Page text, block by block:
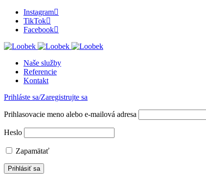
Instagram
TikTok
Facebook
Naše služby
Referencie
Kontakt
Prihláste sa/Zaregistrujte sa
Prihlasovacie meno alebo e-mailová adresa
Heslo
Zapamätať